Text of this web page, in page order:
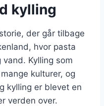
kylling
der går tilbage
hvor pasta
Kylling som
kulturer, og
kylling er blevet en
verden over.